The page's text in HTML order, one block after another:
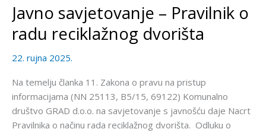
Javno savjetovanje – Pravilnik o
radu reciklažnog dvorišta
22. rujna 2025.
Na temelju članka 11. Zakona o pravu na pristup
informacijama (NN 25113, B5/15, 69122) Komunalno
društvo GRAD d.o.o. na savjetovanje s javnošću daje Nacrt
Pravilnika o načinu rada reciklažnog dvorišta. Odluku o
Javno
savjetovanje
–
radu
reciklažnog
dvorišta